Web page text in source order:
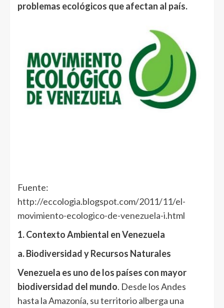
problemas ecológicos que afectan al país.
Fuente:
http://eccologia.blogspot.com/2011/11/el-
movimiento-ecologico-de-venezuela-i.html
1. Contexto Ambiental en Venezuela
a. Biodiversidad y Recursos Naturales
Venezuela es uno de los países con mayor
biodiversidad del mundo. Desde los Andes
hasta la Amazonía, su territorio alberga una